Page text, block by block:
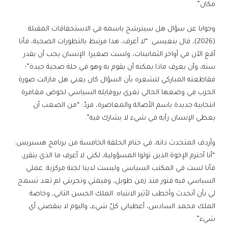
مكان”.
وجوابا عن سؤال هل سيترشح باسمه في الاستحقاقات المقبلة
(2026)، قال بنعيسى: “لا أعرف، هذا مرتبط بالتطورات الصحية، فأنا
أقع الآن في أواخر الثمانينات، ولست صغيرا. الإنسان يجب أن يقدر
سنه، وأن يعرف ماذا يمكنه أن يقوم به وهو في حلة صحية جيدة”؛
فقاطعته المباركي لتشعره بأن السؤال كان يعني هل مازالت صورة
الحزب في وضعها الحالي تغري بروفايله السياسي لخوض مغامرة
انتخابية جديدة باسم الأصالة والمعاصرة، فردّ: “من الصعب أن
يعطي الإنسان رأيه في شيء لا يشارك فيه”.
وأردف المتحدث ذاته، في ختام الحلقة الخامسة من برنامج هسبريس:
“أنا أحترم الإخوة الذين تولوا المسؤولية، لكني لا أعرف ما الذي يتقرر،
فأنا لست في المكتب السياسي وليست لدينا لجنة مركزية. عملي
السياسي فيه فتور منذ زمن طويل، وقيمتي وتجربتي لم تعد تسمح
لي بأن أتحدث وأخطب لأثير الانتباه. الملك الحسن الثاني، وخاصة
الملك محمد السادس، أعطياني كلّ شيء، واليوم لا ينقصني أي
شيء”.